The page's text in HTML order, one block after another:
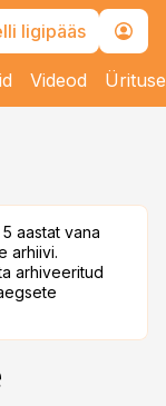
ligipääs
Videod
aastat vana
arhiivi.
arhiveeritud